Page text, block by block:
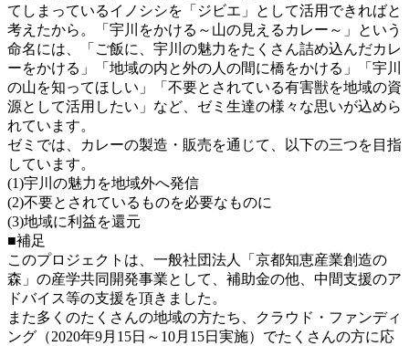
てしまっているイノシシを「ジビエ」として活用できればと
考えたから。「宇川をかける～山の見えるカレー～」という
命名には、「ご飯に、宇川の魅力をたくさん詰め込んだカレ
ーをかける」「地域の内と外の人の間に橋をかける」「宇川
の山を知ってほしい」「不要とされている有害獣を地域の資
源として活用したい」など、ゼミ生達の様々な思いが込めら
れています。
ゼミでは、カレーの製造・販売を通じて、以下の三つを目指
しています。
(1)宇川の魅力を地域外へ発信
(2)不要とされているものを必要なものに
(3)地域に利益を還元
■補足
このプロジェクトは、一般社団法人「京都知恵産業創造の
森」の産学共同開発事業として、補助金の他、中間支援のア
ドバイス等の支援を頂きました。
また多くのたくさんの地域の方たち、クラウド・ファンディ
ング（2020年9月15日～10月15日実施）でたくさんの方に応